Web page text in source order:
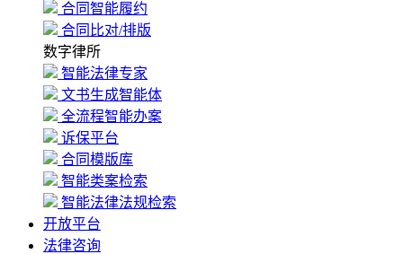
合同智能履约
合同比对/排版
数字律所
智能法律专家
文书生成智能体
全流程智能办案
诉保平台
合同模版库
智能类案检索
智能法律法规检索
开放平台
法律咨询